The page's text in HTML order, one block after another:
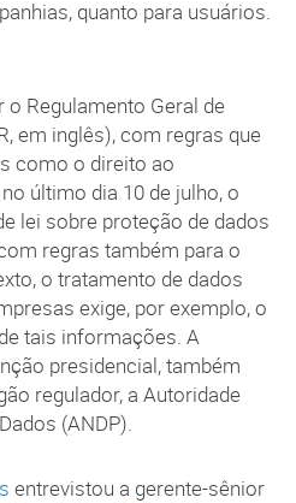
quanto para usuários.
Regulamento Geral de
em inglês), com regras que
como o direito ao
último dia 10 de julho, o
lei sobre proteção de dados
regras também para o
o tratamento de dados
exige, por exemplo, o
tais informações. A
presidencial, também
regulador, a Autoridade
Dados (ANDP).
entrevistou a gerente-sênior